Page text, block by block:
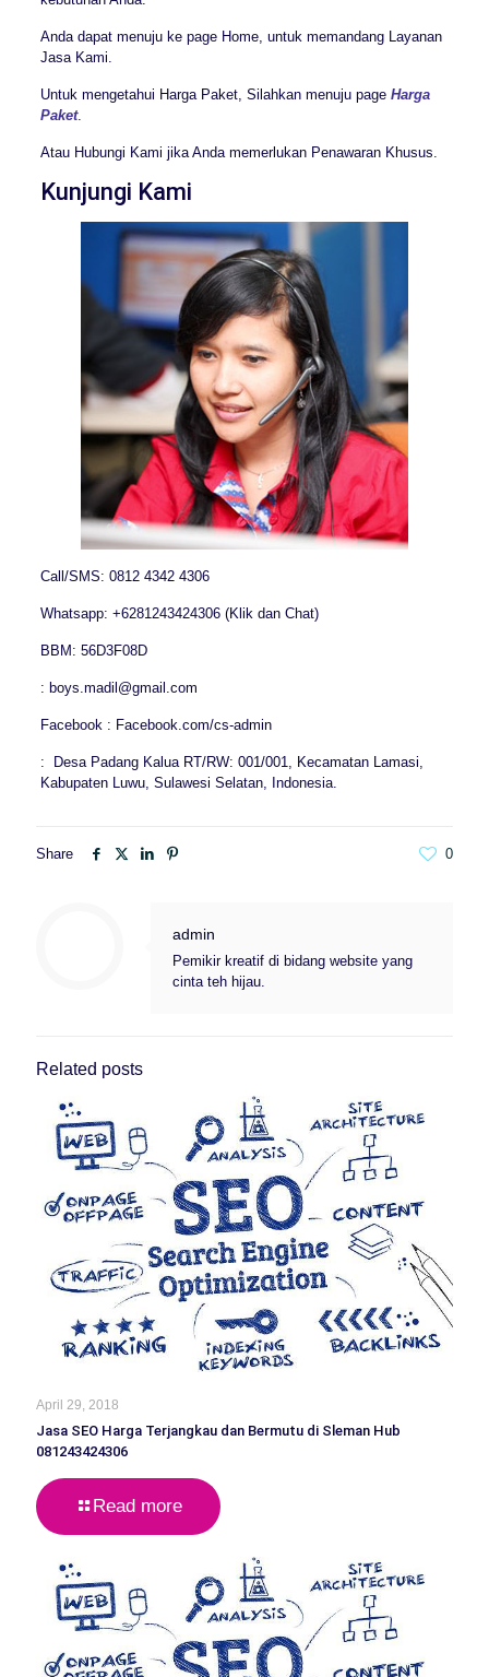
Anda dapat menuju ke page Home, untuk memandang Layanan
Jasa Kami.
Untuk mengetahui Harga Paket, Silahkan menuju page Harga
Paket.
Atau Hubungi Kami jika Anda memerlukan Penawaran Khusus.
Kunjungi Kami
Call/SMS: 0812 4342 4306
Whatsapp: +6281243424306 (Klik dan Chat)
BBM: 56D3F08D
: boys.madil@gmail.com
Facebook : Facebook.com/cs-admin
: Desa Padang Kalua RT/RW: 001/001, Kecamatan Lamasi,
Kabupaten Luwu, Sulawesi Selatan, Indonesia.
Share 0
admin
Pemikir kreatif di bidang website yang
cinta teh hijau.
Related posts
April 29, 2018
Jasa SEO Harga Terjangkau dan Bermutu di Sleman Hub
081243424306
Read more